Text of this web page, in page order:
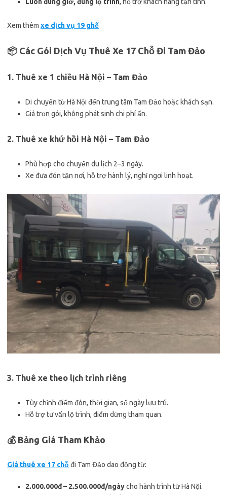
Xem thêm xe dịch vụ 19 ghế
📦 Các Gói Dịch Vụ Thuê Xe 17 Chỗ Đi Tam Đảo
1. Thuê xe 1 chiều Hà Nội – Tam Đảo
Di chuyển từ Hà Nội đến trung tâm Tam Đảo hoặc khách sạn.
Giá trọn gói, không phát sinh chi phí ẩn.
2. Thuê xe khứ hồi Hà Nội – Tam Đảo
Phù hợp cho chuyến du lịch 2–3 ngày.
Xe đưa đón tận nơi, hỗ trợ hành lý, nghỉ ngơi linh hoạt.
3. Thuê xe theo lịch trình riêng
Tùy chỉnh điểm đón, thời gian, số ngày lưu trú.
Hỗ trợ tư vấn lộ trình, điểm dừng tham quan.
💰 Bảng Giá Tham Khảo
Giá thuê xe 17 chỗ đi Tam Đảo dao động từ:
2.000.000đ – 2.500.000đ/ngàycho hành trình từ Hà Nội.